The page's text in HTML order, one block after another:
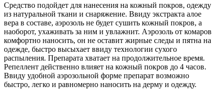
Средство подойдет для нанесения на кожный покров, одежду
из натуральной ткани и снаряжение. Ввиду экстракта алое
вера в составе, аэрозоль не будет сушить кожный покров, а
наоборот, ухаживать за ним и увлажнит. Аэрозоль от комаров
комфортно наносить, он не оставит жирные следы и пятна на
одежде, быстро высыхает ввиду технологии сухого
распыления. Препарата хватает на продолжительное время.
Репеллент действенно влияет на кожный покров до 4 часов.
Ввиду удобной аэрозольной форме препарат возможно
быстро, легко и равномерно наносить на дерму и одежду.